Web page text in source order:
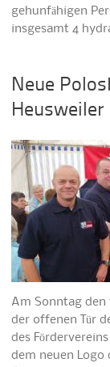
gehunfähigen
insgesamt 4
Neue
Heusweiler
Am Sonntag den
der offenen Tür
des
dem neuen Logo